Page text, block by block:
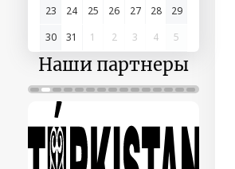
23
24 25 26 27 28
29
30
31 1 2 3 4 5
Наши партнеры